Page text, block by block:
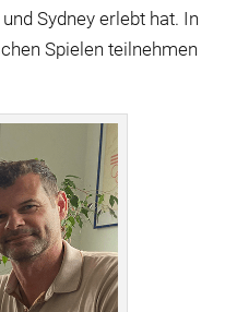
Sydney erlebt hat. In
Spielen teilnehmen